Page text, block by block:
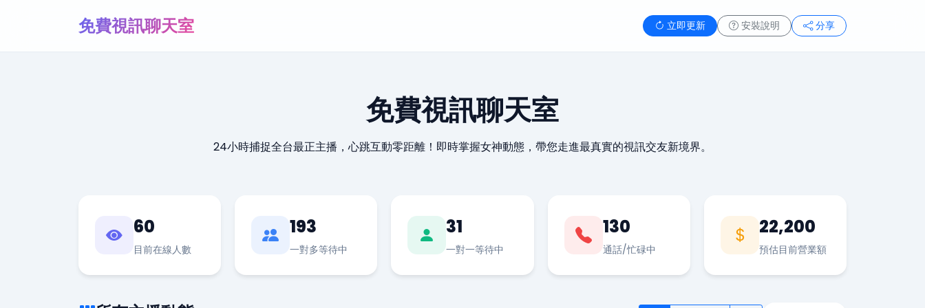
免費視訊聊天室 立即更新 安裝說明 分享
免費視訊聊天室
24小時捕捉全台最正主播，心跳互動零距離！即時掌握女神動態，帶您走進最真實的視訊交友新境界。
60
目前在線人數
193
一對多等待中
31
一對一等待中
130
通話/忙碌中
22,200
預估目前營業額